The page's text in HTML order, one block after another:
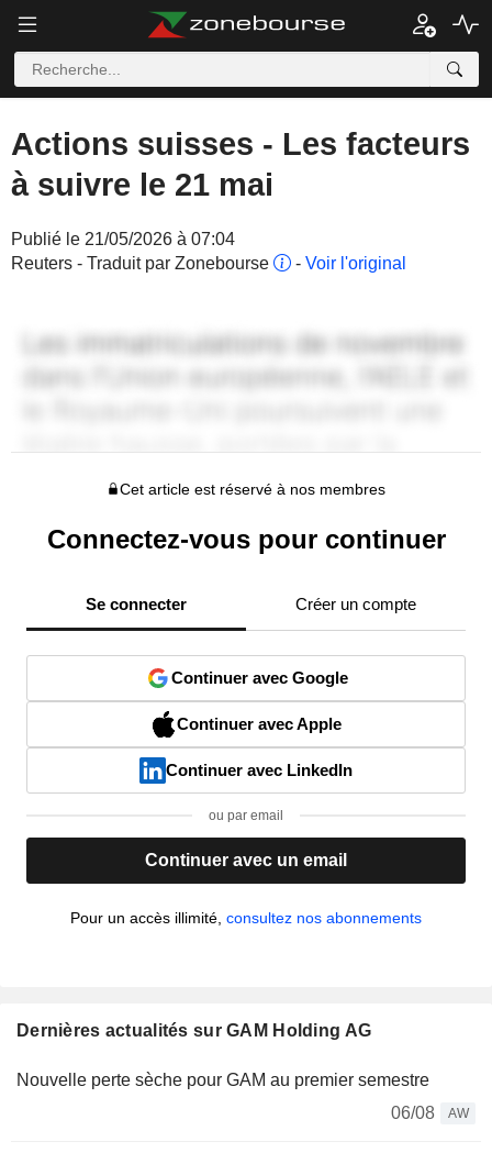
Actions suisses - Les facteurs
à suivre le 21 mai
Publié le 21/05/2026 à 07:04
Reuters - Traduit par Zonebourse
- Voir l'original
Cet article est réservé à nos membres
Connectez-vous pour continuer
Se connecter Créer un compte
Continuer avec Google
Continuer avec Apple
Continuer avec LinkedIn
ou par email
Continuer avec un email
Pour un accès illimité, consultez nos abonnements
Dernières actualités sur GAM Holding AG
Nouvelle perte sèche pour GAM au premier semestre
06/08
AW